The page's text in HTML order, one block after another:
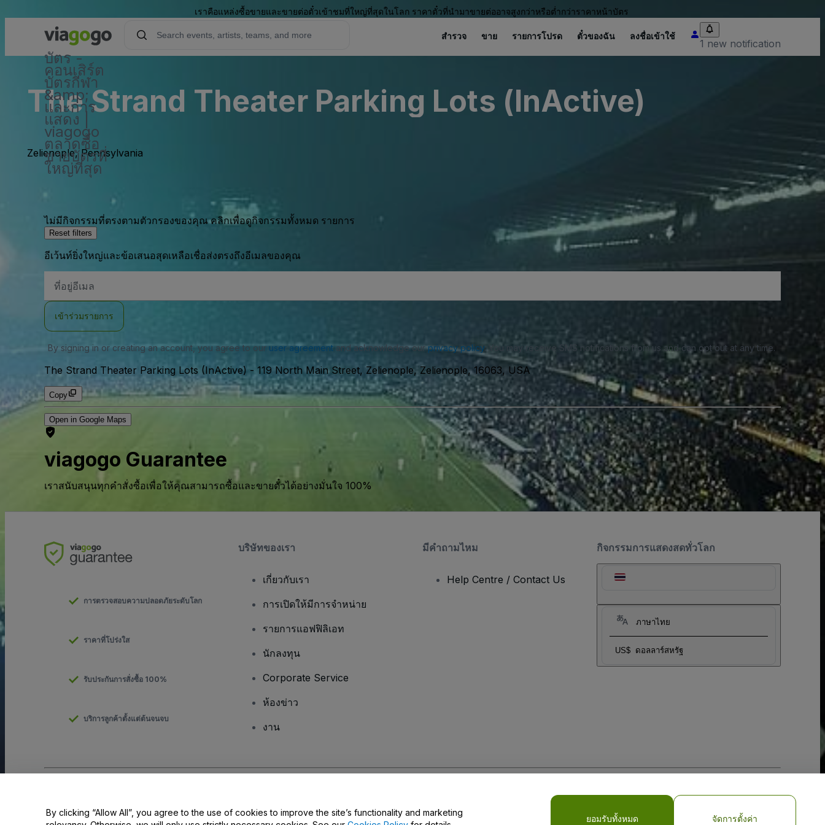
เราคือแหล่งซื้อขายและขายต่อตั๋วเข้าชมที่ใหญ่ที่สุดในโลก ราคาตั๋วที่นำมาขายต่ออาจสูงกว่าหรือต่ำกว่าราคาหน้าบัตร
บัตร -
คอนเสิร์ต
บัตรกีฬา
&amp;
และการ
แสดง |
viagogo
ตลาดซื้อ
ขายบัตรที่
ใหญ่ที่สุด
สำรวจ ขาย รายการโปรด ตั๋วของฉัน ลงชื่อเข้าใช้
1 new notification
The Strand Theater Parking Lots (InActive)
Zelienople, Pennsylvania
ไม่มีกิจกรรมที่ตรงตามตัวกรองของคุณ คลิกเพื่อดูกิจกรรมทั้งหมด รายการ
Reset filters
อีเว้นท์ยิ่งใหญ่และข้อเสนอสุดเหลือเชื่อส่งตรงถึงอีเมลของคุณ
อยู่
เข้าร่วมรายการ
By signing in or creating an account, you agree to ouruser agreementand acknowledge ourprivacy policy. You may receive SMS notifications from us and can opt out at any time.
The Strand Theater Parking Lots (InActive) - 119 North Main Street, Zelienople, Zelienople, 16063, USA
Copy
Open in Google Maps
viagogo Guarantee
เราสนับสนุนทุกคําสั่งซื้อเพื่อให้คุณสามารถซื้อและขายตั๋วได้อย่างมั่นใจ 100%
กิจกรรมการแสดงสดทั่วโลก
ภาษาไทย
US$ ดอลลาร์สหรัฐ
การตรวจสอบความปลอดภัยระดับโลก
ราคาที่โปร่งใส
รับประกันการสั่งซื้อ 100%
บริการลูกค้าตั้งแต่ต้นจนจบ
บริษัทของเรา
เกี่ยวกับเรา
การเปิดให้มีการจำหน่าย
รายการแอฟฟิลิเอท
นักลงทุน
Corporate Service
ห้องข่าว
งาน
มีคําถามไหม
Help Centre / Contact Us
การใช้เว็บไซต์นี้ถือเป็นการยอมรับใน
ข้อตกลงและเงื่อนไข และ นโยบายความเป็นส่วนตัวและ นโยบายคุกกี้และ นโยบายความเป็นส่วนตัวบนมือถือ
By clicking “Allow All”, you agree to the use of cookies to improve the site’s functionality and marketing
ยอมรับทั้งหมด จัดการตั้งค่า